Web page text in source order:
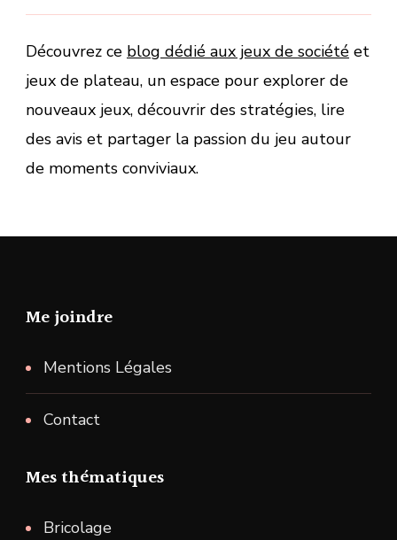
Découvrez ce blog dédié aux jeux de société et
jeux de plateau, un espace pour explorer de
nouveaux jeux, découvrir des stratégies, lire
des avis et partager la passion du jeu autour
de moments conviviaux.
Me joindre
Mentions Légales
Contact
Mes thématiques
Bricolage